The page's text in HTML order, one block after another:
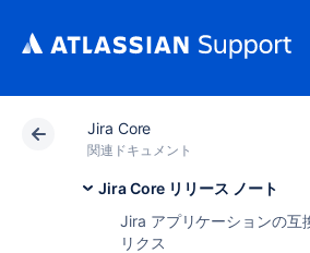
Jira Core
関連ドキュメント
Jira Core リリース ノート
Jira アプリケーションの互
リクス
アトラシアン サポート
匿名化の再